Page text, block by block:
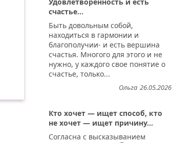
счастье...
Быть довольным собой,
находиться в гармонии и
благополучии- и есть вершина
счастья. Многого для этого и не
нужно, у каждого свое понятие о
счастье, только...
26.05.2026
Ольга
Кто хочет — ищет способ, кто
не хочет — ищет причину...
Согласна с высказыванием